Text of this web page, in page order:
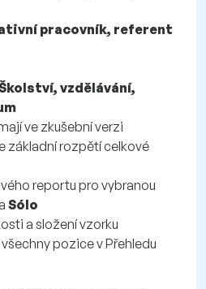
pracovník, referent
vzdělávání,
ve zkušební verzi
základní rozpětí celkové
reportu pro vybranou
Sólo
a složení vzorku
pozice v Přehledu